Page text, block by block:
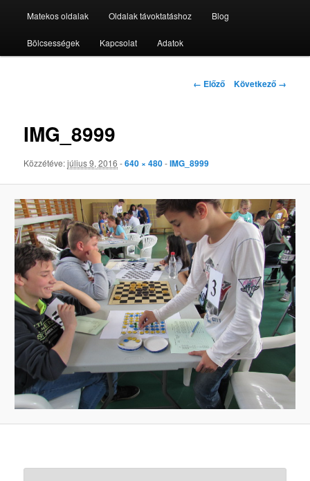
elsődleges
tartalomra
Matekos oldalak Oldalak távoktatáshoz Blog
Bölcsességek Kapcsolat Adatok
Kép
← Előző Következő →
IMG_8999
Közzétéve:július 9, 2016 -640 × 480-IMG_8999